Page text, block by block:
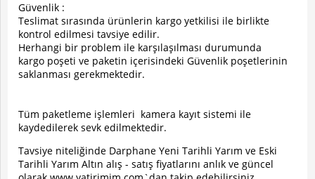
Güvenlik :
Teslimat sırasında ürünlerin kargo yetkilisi ile birlikte
kontrol edilmesi tavsiye edilir.
Herhangi bir problem ile karşılaşılması durumunda
kargo poşeti ve paketin içerisindeki Güvenlik poşetlerinin
saklanması gerekmektedir.
Tüm paketleme işlemleri kamera kayıt sistemi ile
kaydedilerek sevk edilmektedir.
Tavsiye niteliğinde Darphane Yeni Tarihli Yarım ve Eski
Tarihli Yarım Altın alış - satış fiyatlarını anlık ve güncel